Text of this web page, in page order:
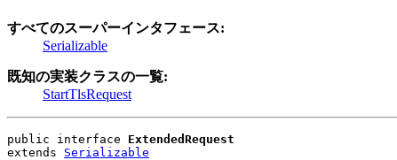
すべてのスーパーインタフェース:
Serializable
既知の実装クラスの一覧:
StartTlsRequest
public interface ExtendedRequest
extends Serializable